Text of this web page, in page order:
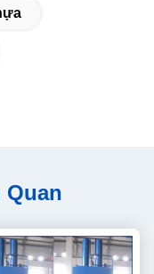
Quan